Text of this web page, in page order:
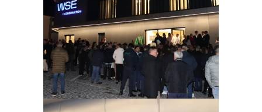
Ampliar